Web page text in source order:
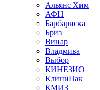
Альянс Хим
АФН
Барбариска
Бриз
Винар
Владмива
Выбор
КИНЕЗИО
КлиниПак
КМИЗ